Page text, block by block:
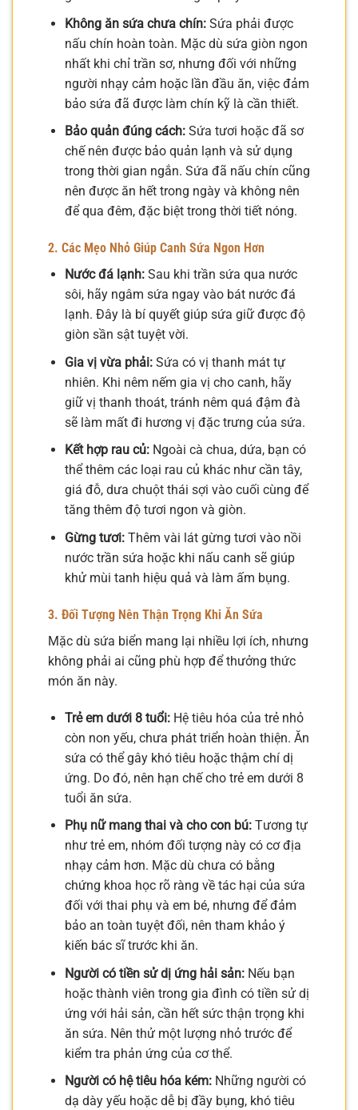
Không ăn sứa chưa chín:Sứa phải được
nấu chín hoàn toàn. Mặc dù sứa giòn ngon
nhất khi chỉ trần sơ, nhưng đối với những
người nhạy cảm hoặc lần đầu ăn, việc đảm
bảo sứa đã được làm chín kỹ là cần thiết.
Bảo quản đúng cách:Sứa tươi hoặc đã sơ
chế nên được bảo quản lạnh và sử dụng
trong thời gian ngắn. Sứa đã nấu chín cũng
nên được ăn hết trong ngày và không nên
để qua đêm, đặc biệt trong thời tiết nóng.
2. Các Mẹo Nhỏ Giúp Canh Sứa Ngon Hơn
Nước đá lạnh:Sau khi trần sứa qua nước
sôi, hãy ngâm sứa ngay vào bát nước đá
lạnh. Đây là bí quyết giúp sứa giữ được độ
giòn sần sật tuyệt vời.
Gia vị vừa phải:Sứa có vị thanh mát tự
nhiên. Khi nêm nếm gia vị cho canh, hãy
giữ vị thanh thoát, tránh nêm quá đậm đà
sẽ làm mất đi hương vị đặc trưng của sứa.
Kết hợp rau củ:Ngoài cà chua, dứa, bạn có
thể thêm các loại rau củ khác như cần tây,
giá đỗ, dưa chuột thái sợi vào cuối cùng để
tăng thêm độ tươi ngon và giòn.
Gừng tươi:Thêm vài lát gừng tươi vào nồi
nước trần sứa hoặc khi nấu canh sẽ giúp
khử mùi tanh hiệu quả và làm ấm bụng.
3. Đối Tượng Nên Thận Trọng Khi Ăn Sứa
Mặc dù sứa biển mang lại nhiều lợi ích, nhưng
không phải ai cũng phù hợp để thưởng thức
món ăn này.
Trẻ em dưới 8 tuổi:Hệ tiêu hóa của trẻ nhỏ
còn non yếu, chưa phát triển hoàn thiện. Ăn
sứa có thể gây khó tiêu hoặc thậm chí dị
ứng. Do đó, nên hạn chế cho trẻ em dưới 8
tuổi ăn sứa.
Phụ nữ mang thai và cho con bú:Tương tự
như trẻ em, nhóm đối tượng này có cơ địa
nhạy cảm hơn. Mặc dù chưa có bằng
chứng khoa học rõ ràng về tác hại của sứa
đối với thai phụ và em bé, nhưng để đảm
bảo an toàn tuyệt đối, nên tham khảo ý
kiến bác sĩ trước khi ăn.
Người có tiền sử dị ứng hải sản:Nếu bạn
hoặc thành viên trong gia đình có tiền sử dị
ứng với hải sản, cần hết sức thận trọng khi
ăn sứa. Nên thử một lượng nhỏ trước để
kiểm tra phản ứng của cơ thể.
Người có hệ tiêu hóa kém:Những người có
dạ dày yếu hoặc dễ bị đầy bụng, khó tiêu